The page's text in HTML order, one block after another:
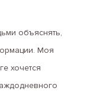
объяснять,
Моя
хочется